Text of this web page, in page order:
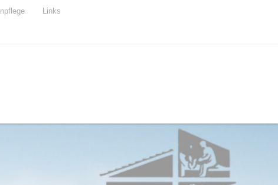
Links